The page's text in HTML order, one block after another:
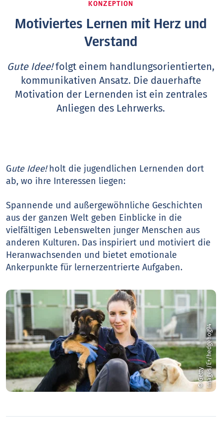
KONZEPTION
Motiviertes Lernen mit Herz und
Verstand
Gute Idee!folgt einem handlungsorientierten,
kommunikativen Ansatz. Die dauerhafte
Motivation der Lernenden ist ein zentrales
Anliegen des Lehrwerks.
Gute Idee!holt die jugendlichen Lernenden dort
ab, wo ihre Interessen liegen:
Spannende und außergewöhnliche Geschichten
aus der ganzen Welt geben Einblicke in die
vielfältigen Lebenswelten junger Menschen aus
anderen Kulturen. Das inspiriert und motiviert die
Heranwachsenden und bietet emotionale
Ankerpunkte für lernerzentrierte Aufgaben.
©
G
e
t
t
y
I
m
a
g
e
s
/
E
+
/
h
e
d
g
e
h
o
g
94